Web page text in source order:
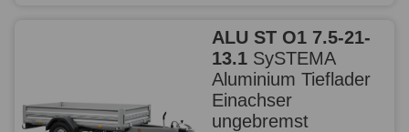
ALU ST O1 7.5-21-
13.1 SySTEMA
Aluminium Tieflader
Einachser
ungebremst